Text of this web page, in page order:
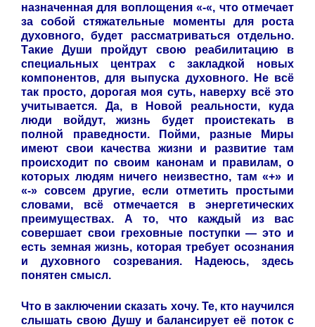
назначенная для воплощения «-«, что отмечает
за собой стяжательные моменты для роста
духовного, будет рассматриваться отдельно.
Такие Души пройдут свою реабилитацию в
специальных центрах с закладкой новых
компонентов, для выпуска духовного. Не всё
так просто, дорогая моя суть, наверху всё это
учитывается. Да, в Новой реальности, куда
люди войдут, жизнь будет проистекать в
полной праведности. Пойми, разные Миры
имеют свои качества жизни и развитие там
происходит по своим канонам и правилам, о
которых людям ничего неизвестно, там «+» и
«-» совсем другие, если отметить простыми
словами, всё отмечается в энергетических
преимуществах. А то, что каждый из вас
совершает свои греховные поступки — это и
есть земная жизнь, которая требует осознания
и духовного созревания. Надеюсь, здесь
понятен смысл.
Что в заключении сказать хочу. Те, кто научился
слышать свою Душу и балансирует её поток с